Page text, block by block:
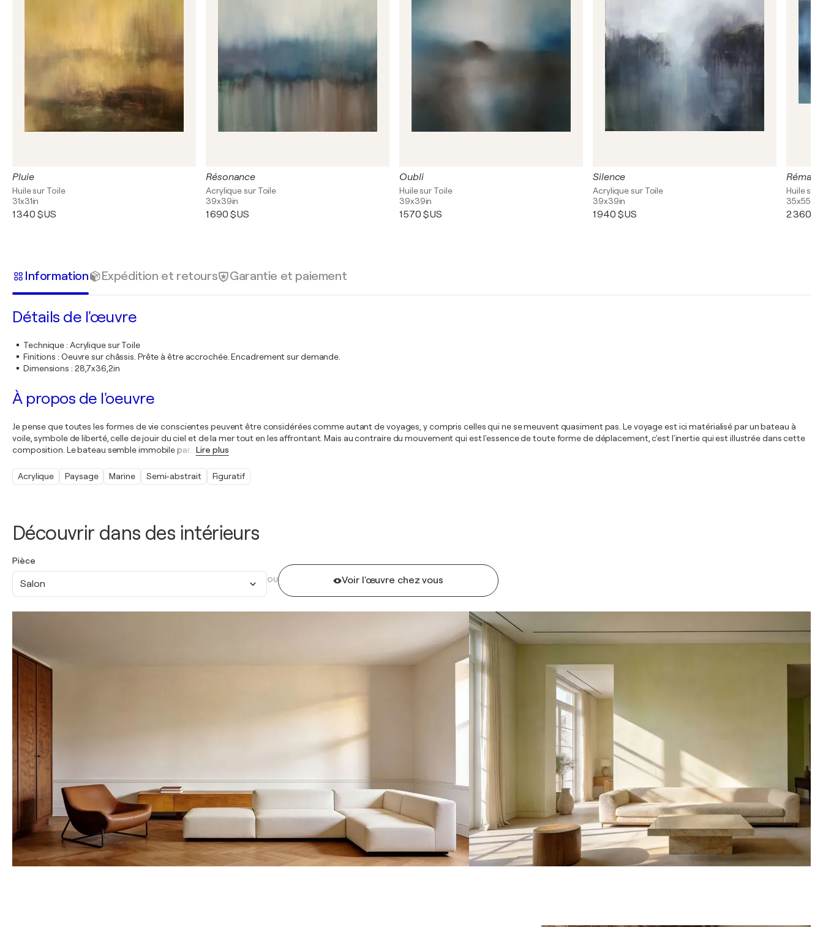
Découvrir dans des intérieurs
Pièce
Salon OU Voir l'œuvre chez vous
Pluie
Huile sur Toile
31x31in
1 340 $US
Résonance
Acrylique sur Toile
39x39in
1 690 $US
Oubli
Huile sur Toile
39x39in
1 570 $US
Silence
Acrylique sur Toile
39x39in
1 940 $US
Huile sur
35x55in
2 360
Information Expédition et retours Garantie et paiement
Détails de l'œuvre
Technique: Acrylique sur Toile
Finitions : Oeuvre sur châssis. Prête à être accrochée. Encadrement sur demande.
Dimensions : 28,7x36,2in
À propos de l'oeuvre
Je pense que toutes les formes de vie conscientes peuvent être considérées comme autant de voyages, y compris celles qui ne se meuvent quasiment pas. Le voyage est ici matérialisé par un bateau à
voile, symbole de liberté, celle de jouir du ciel et de la mer tout en les affrontant. Mais au contraire du mouvement qui est l'essence de toute forme de déplacement, c'est l'inertie qui est illustrée dans cette
composition. Le bateau semble immobile par… Lire plus
Acrylique Paysage Marine Semi-abstrait Figuratif